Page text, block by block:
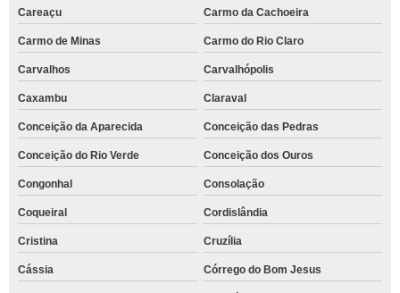
Careaçu Carmo da Cachoeira
Carmo de Minas Carmo do Rio Claro
Carvalhos Carvalhópolis
Caxambu Claraval
Conceição da Aparecida Conceição das Pedras
Conceição do Rio Verde Conceição dos Ouros
Congonhal Consolação
Coqueiral Cordislândia
Cristina Cruzília
Cássia Córrego do Bom Jesus